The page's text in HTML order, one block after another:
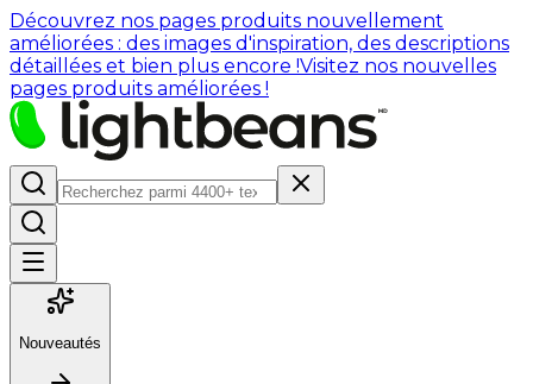
Découvrez nos pages produits nouvellement
améliorées : des images d'inspiration, des descriptions
détaillées et bien plus encore !Visitez nos nouvelles
pages produits améliorées !
Nouveautés